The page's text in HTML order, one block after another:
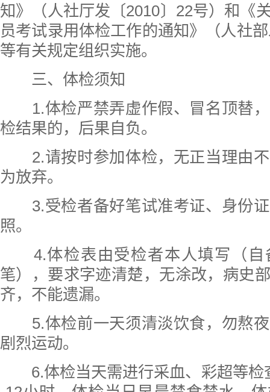
知》（人社厅发〔2010〕22号）和《
员考试录用体检工作的通知》（人社
等有关规定组织实施。
三、体检须知
1.体检严禁弄虚作假、冒名顶替，
检结果的，后果自负。
2.请按时参加体检，无正当理由不
为放弃。
3.受检者备好笔试准考证、身份证
照。
4.体检表由受检者本人填写（自
笔），要求字迹清楚，无涂改，病史
齐，不能遗漏。
5.体检前一天须清淡饮食，勿熬夜
剧烈运动。
6.体检当天需进行采血、彩超等检